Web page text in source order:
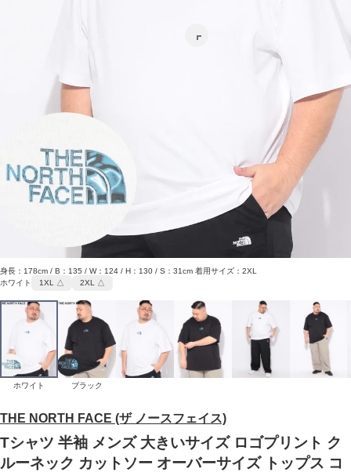
THE NORTH FACE (ザ ノースフェイス)
Tシャツ 半袖 メンズ 大きいサイズ ロゴプリント ク
ルーネック カットソー オーバーサイズ トップス コ
身長：178cm / B：135 / W：124 / H：130 / S：31cm 着用サイズ：2XL
ホワイト
1XL △ 2XL △
ホワイト ブラック